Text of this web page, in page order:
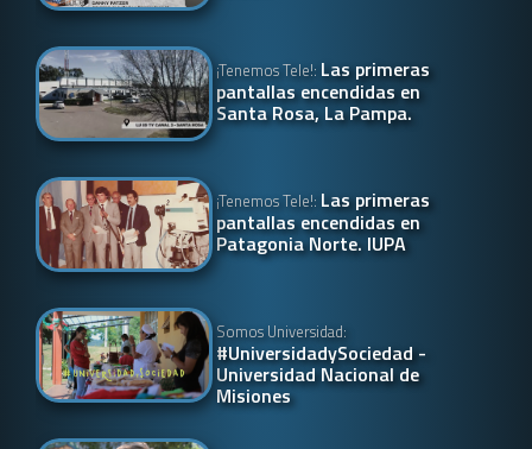
¡Tenemos Tele!: Las primeras
pantallas encendidas en
Santa Rosa, La Pampa.
¡Tenemos Tele!: Las primeras
pantallas encendidas en
Patagonia Norte. IUPA
Somos Universidad:
#UniversidadySociedad -
Universidad Nacional de
Misiones